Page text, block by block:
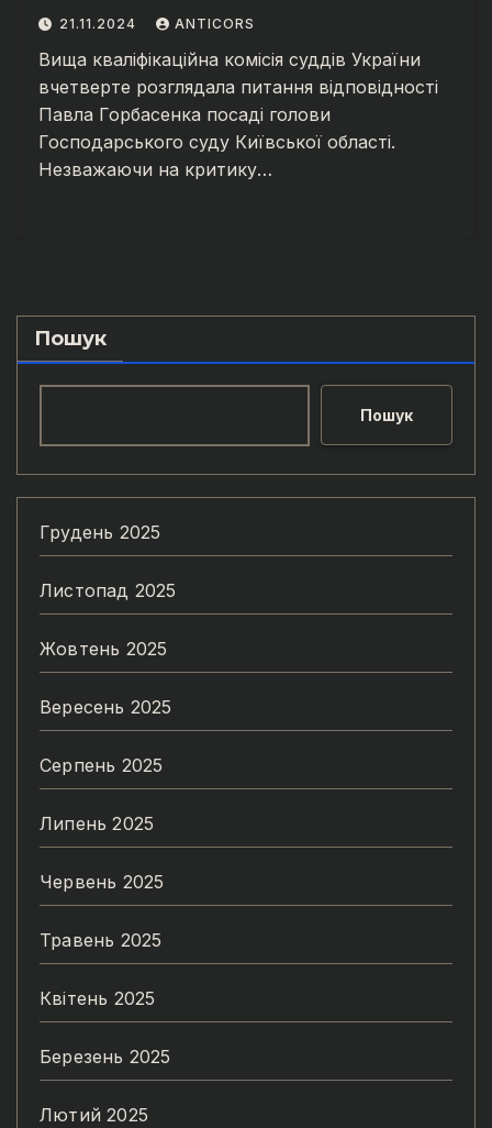
21.11.2024 ANTICORS
Вища кваліфікаційна комісія суддів України
вчетверте розглядала питання відповідності
Павла Горбасенка посаді голови
Господарського суду Київської області.
Незважаючи на критику…
Пошук
Пошук
Грудень 2025
Листопад 2025
Жовтень 2025
Вересень 2025
Серпень 2025
Липень 2025
Червень 2025
Травень 2025
Квітень 2025
Березень 2025
Лютий 2025